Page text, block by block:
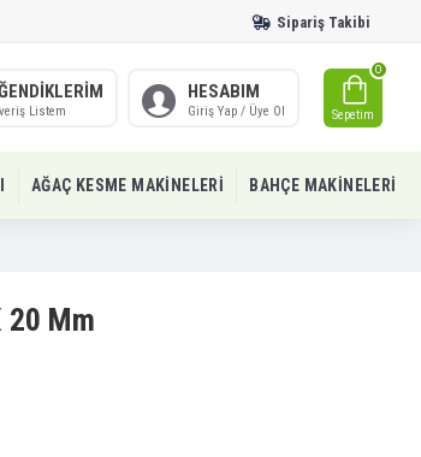
Sipariş Takibi
Listem
HESABIM
Giriş Yap / Üye Ol Sepetim
0
AĞAÇ KESME MAKINELERI BAHÇE MAKINELERI
20 Mm